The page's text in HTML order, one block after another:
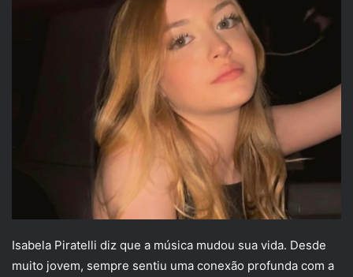
Isabela Piratelli diz que a música mudou sua vida. Desde
muito jovem, sempre sentiu uma conexão profunda com a